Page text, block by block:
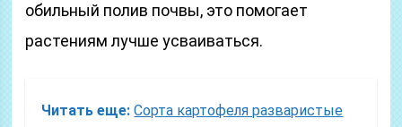
обильный полив почвы, это помогает
растениям лучше усваиваться.
Читать еще: Сорта картофеля разваристые